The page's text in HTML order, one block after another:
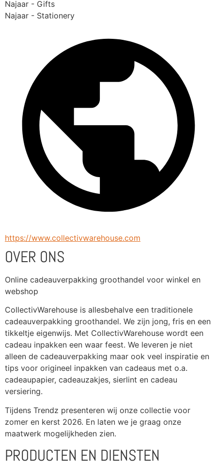
Najaar - Gifts
Najaar - Stationery
https://www.collectivwarehouse.com
OVER ONS
Online cadeauverpakking groothandel voor winkel en
webshop
CollectivWarehouse is allesbehalve een traditionele
cadeauverpakking groothandel. We zijn jong, fris en een
tikkeltje eigenwijs. Met CollectivWarehouse wordt een
cadeau inpakken een waar feest. We leveren je niet
alleen de cadeauverpakking maar ook veel inspiratie en
tips voor origineel inpakken van cadeaus met o.a.
cadeaupapier, cadeauzakjes, sierlint en cadeau
versiering.
Tijdens Trendz presenteren wij onze collectie voor
zomer en kerst 2026. En laten we je graag onze
maatwerk mogelijkheden zien.
PRODUCTEN EN DIENSTEN